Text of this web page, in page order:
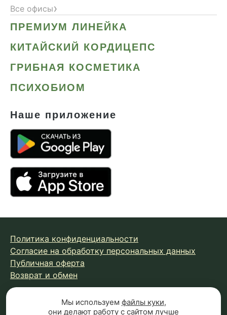
Все офисы›
ПРЕМИУМ ЛИНЕЙКА
КИТАЙСКИЙ КОРДИЦЕПС
ГРИБНАЯ КОСМЕТИКА
ПСИХОБИОМ
Наше приложение
Политика конфиденциальности
Согласие на обработку персональных данных
Публичная оферта
Возврат и обмен
© 2026 Fungiline — зарегистрированная торговая марка.
Мы используем файлы куки,
они делают работу с сайтом лучше